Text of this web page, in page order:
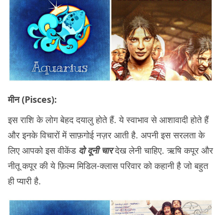
मीन (Pisces):
इस राशि के लोग बेहद दयालु होते हैं. ये स्वाभाव से आशावादी होते हैं
और इनके विचारों में साफ़गोई नज़र आती है. अपनी इस सरलता के
लिए आपको इस वीकेंड दो दूनी चारदेख लेनी चाहिए. ऋषि कपूर और
नीतू कपूर की ये फ़िल्म मिडिल-क्लास परिवार को कहानी है जो बहुत
ही प्यारी है.